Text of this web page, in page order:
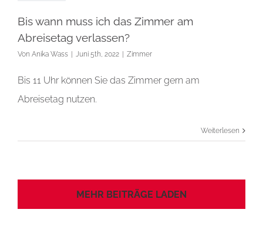
Bis wann muss ich das Zimmer am
Abreisetag verlassen?
Von Anika Wass Juni 5th, 2022 Zimmer
Bis 11 Uhr können Sie das Zimmer gern am
Abreisetag nutzen.
Weiterlesen
MEHR BEITRÄGE LADEN